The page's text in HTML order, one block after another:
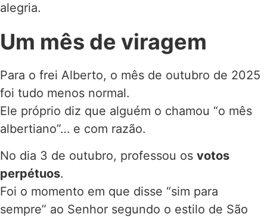
alegria.
Um mês de viragem
Para o frei Alberto, o mês de outubro de 2025
foi tudo menos normal.
Ele próprio diz que alguém o chamou “o mês
albertiano”… e com razão.
No dia 3 de outubro, professou os votos
perpétuos.
Foi o momento em que disse “sim para
sempre” ao Senhor segundo o estilo de São